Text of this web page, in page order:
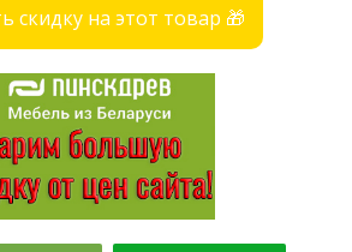
скидку на этот товар 🎁